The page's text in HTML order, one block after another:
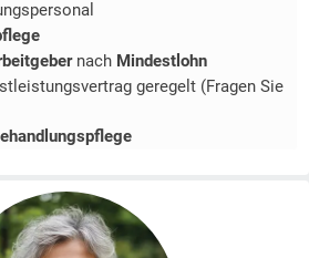
nach Mindestlohn
geregelt (Fragen Sie